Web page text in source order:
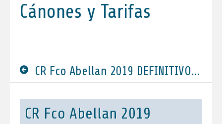
Cánones y Tarifas
CR Fco Abellan 2019 DEFINITIVO.pdf
CR Fco Abellan 2019